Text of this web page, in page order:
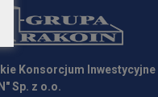
Konsorcjum Inwestycyjne
Sp. z o.o.